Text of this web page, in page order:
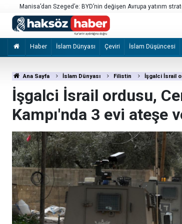
Manisa’dan Szeged’e: BYD’nin değişen Avrupa yatırım
Haber İslam Dünyası Çeviri İslam Düşüncesi
Ana Sayfa İslam Dünyası Filistin İşgalci İsrail
İşgalci İsrail ordusu,
Kampı'nda 3 evi ateşe